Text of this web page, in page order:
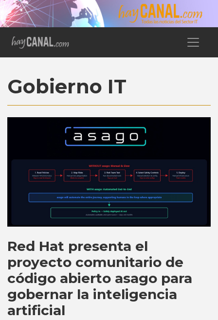
Gobierno IT
Red Hat presenta el
proyecto comunitario de
código abierto asago para
gobernar la inteligencia
artificial